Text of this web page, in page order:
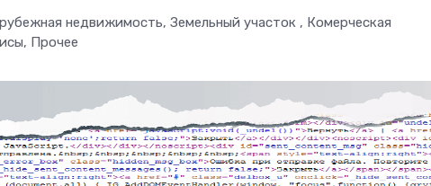
недвижимость, Земельный участок , Комерческая
Прочее